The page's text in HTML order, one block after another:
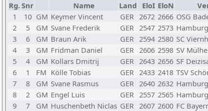
Rg.Snr Name Land EloI EloN
1
10 GM Keymer Vincent GER 2672 2666 OSG
2
5 GM Svane Frederik GER 2547 2573
3
6 GM Braun Arik GER 2594 2580 SC
4
3 GM Fridman Daniel GER 2606 2598 SV
5
4 GM Kollars Dmitrij GER 2643 2656 SF
6
1 FM Kölle Tobias GER 2433 2418 TSV
7
8 GM Svane Rasmus GER 2640 2632
8
2 GM Engel Luis GER 2557 2565
9
7 GM Huschenbeth Niclas GER 2607 2600 FC